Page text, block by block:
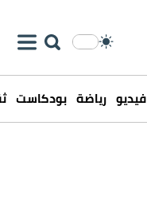
فيديو رياضة بودكاست